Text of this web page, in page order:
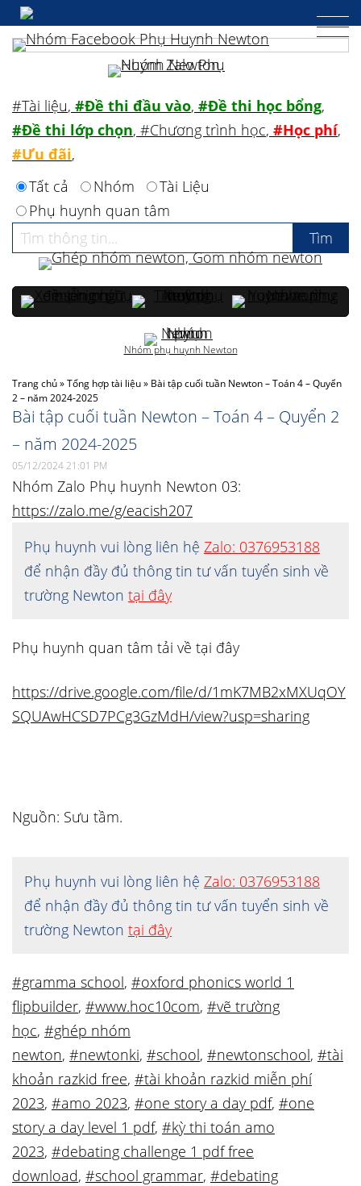
Trang chủ»Tổng hợp tài liệu» Bài tập cuối tuần Newton – Toán 4 – Quyển
2 – năm 2024-2025
Bài tập cuối tuần Newton – Toán 4 – Quyển 2
– năm 2024-2025
05/12/2024 21:01 PM
Nhóm Zalo Phụ huynh Newton 03:
https://zalo.me/g/eacish207
Phụ huynh vui lòng liên hệ Zalo: 0376953188
để nhận đầy đủ thông tin tư vấn tuyển sinh về
trường Newton tại đây
Phụ huynh quan tâm tải về tại đây
https://drive.google.com/file/d/1mK7MB2xMXUqOY
SQUAwHCSD7PCg3GzMdH/view?usp=sharing
Nguồn: Sưu tầm.
Phụ huynh vui lòng liên hệ Zalo: 0376953188
để nhận đầy đủ thông tin tư vấn tuyển sinh về
trường Newton tại đây
#gramma school, #oxford phonics world 1
flipbuilder, #www.hoc10com, #vẽ trường
học, #ghép nhóm
newton, #newtonki, #school, #newtonschool, #tài
khoản razkid free, #tài khoản razkid miễn phí
2023, #amo 2023, #one story a day pdf, #one
story a day level 1 pdf, #kỳ thi toán amo
2023, #debating challenge 1 pdf free
download, #school grammar, #debating
#Tài liệu, #Đề thi đầu vào, #Đề thi học bổng,
#Đề thi lớp chọn, #Chương trình học, #Học phí,
#Ưu đãi,
Tất cả
Nhóm
Tài Liệu
Phụ huynh quan tâm
Nhóm phụ huynh Newton